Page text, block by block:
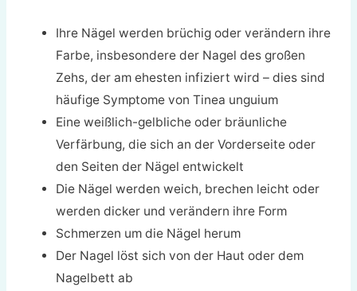
Ihre Nägel werden brüchig oder verändern ihre
Farbe, insbesondere der Nagel des großen
Zehs, der am ehesten infiziert wird – dies sind
häufige Symptome von Tinea unguium
Eine weißlich-gelbliche oder bräunliche
Verfärbung, die sich an der Vorderseite oder
den Seiten der Nägel entwickelt
Die Nägel werden weich, brechen leicht oder
werden dicker und verändern ihre Form
Schmerzen um die Nägel herum
Der Nagel löst sich von der Haut oder dem
Nagelbett ab